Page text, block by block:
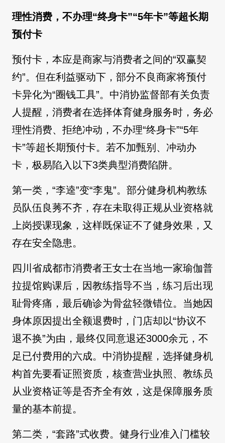
理性消费，不办理“终身卡”“5年卡”等超长期
预付卡
预付卡，本应是商家与消费者之间的“双赢契
约”。但在利益驱动下，部分不良商家将预付
卡异化为“圈钱工具”。中消协监督部有关负责
人提醒，消费者在选择体育健身服务时，务必
理性消费、拒绝冲动，不办理“终身卡”“5年
卡”等超长期预付卡。若不加甄别、冲动办
卡，极易陷入以下3类典型消费陷阱。
第一类，“李逵”变“李鬼”。部分健身机构教练
员队伍良莠不齐，存在未取得正规从业资格就
上岗授课现象，这样既保证不了健身效果，又
存在安全隐患。
四川省成都市消费者王女士在当地一家瑜伽普
拉提馆购课后，因教练指导不当，练习后出现
耻骨疼痛，最后确诊为骨盆轻微错位。当她因
身体原因提出全额退费时，门店却以“协议不
退不换”为由，最终仅同意退还3000余元，不
足已付费用的六成。中消协提醒，选择健身机
构首先要看证照资质，核查营业执照、教练员
从业资格证等是否齐全有效，这是保障服务质
量的基本前提。
第二类，“套路”式收费。健身行业准入门槛较